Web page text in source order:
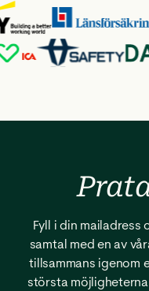
Fyll i din
samtal med en av
tillsammans igenom
största